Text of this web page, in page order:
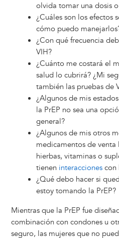
olvida tomar una dosis o
¿Cuáles son los efectos
cómo puedo
¿Con qué frecuencia
VIH?
¿Cuánto me costará el
salud lo cubrirá? ¿Mi
también las pruebas de
¿Algunos de mis
la PrEP no sea una
general?
¿Algunos de mis otros
medicamentos de
hierbas, vitaminas o
tienen interaccionescon
¿Qué debo hacer si
estoy tomando la PrEP?
Mientras que la PrEP fue
combinación con condones u
seguro, las mujeres que no